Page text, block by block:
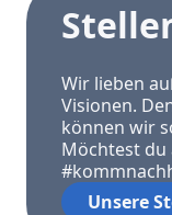
Wir lieben
Visionen.
können wir
Möchtest du
Unsere